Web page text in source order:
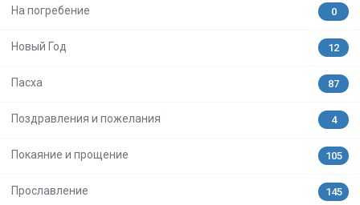
На погребение 0
Новый Год 12
Пасха 87
Поздравления и пожелания 4
Покаяние и прощение 105
Прославление 145